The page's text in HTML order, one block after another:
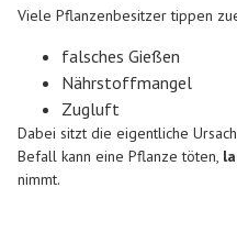
Viele Pflanzenbesitzer tippen
falsches Gießen
Nährstoffmangel
Zugluft
Dabei sitzt die eigentliche
Befall kann eine Pflanze töten,
nimmt.